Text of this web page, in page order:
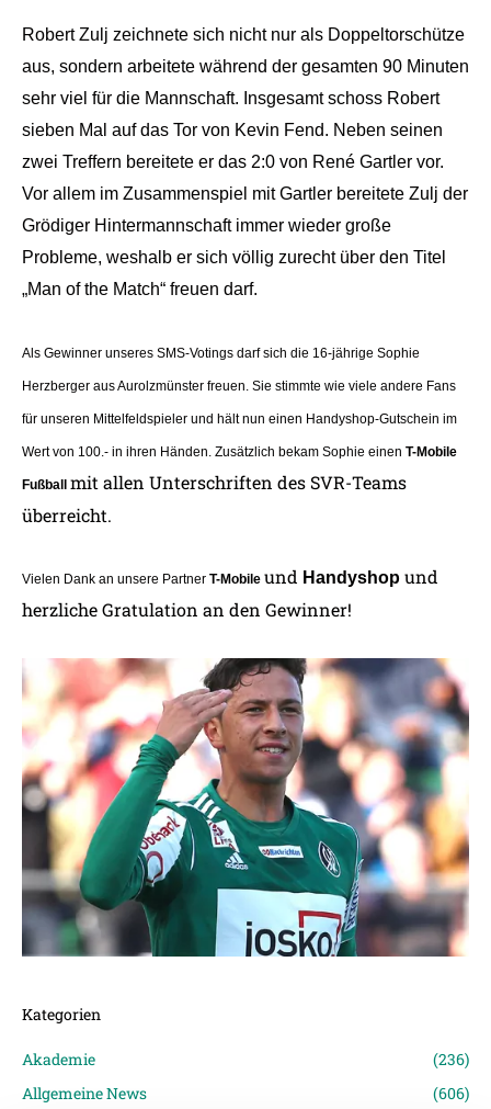
Robert Zulj zeichnete sich nicht nur als Doppeltorschütze
aus, sondern arbeitete während der gesamten 90 Minuten
sehr viel für die Mannschaft. Insgesamt schoss Robert
sieben Mal auf das Tor von Kevin Fend. Neben seinen
zwei Treffern bereitete er das 2:0 von René Gartler vor.
Vor allem im Zusammenspiel mit Gartler bereitete Zulj der
Grödiger Hintermannschaft immer wieder große
Probleme, weshalb er sich völlig zurecht über den Titel
„Man of the Match“ freuen darf.
Als Gewinner unseres SMS-Votings darf sich die 16-jährige Sophie
Herzberger aus Aurolzmünster freuen. Sie stimmte wie viele andere Fans
für unseren Mittelfeldspieler und hält nun einen Handyshop-Gutschein im
Wert von 100.- in ihren Händen. Zusätzlich bekam Sophie einen T-Mobile
Fußball
mit allen Unterschriften des SVR-Teams
überreicht.
Vielen Dank an unsere Partner T-Mobile und Handyshop und
herzliche Gratulation an den Gewinner!
Kategorien
Akademie
(236)
Allgemeine News
(606)